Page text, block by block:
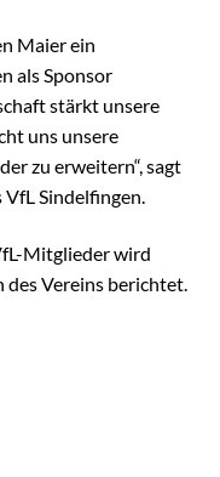
Maier ein
als Sponsor
stärkt unsere
uns unsere
zu erweitern“, sagt
Sindelfingen.
Mitglieder wird
Vereins berichtet.